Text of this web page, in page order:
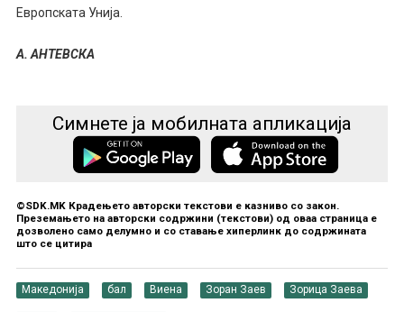
Европската Унија.
А. АНТЕВСКА
Симнете ја мобилната апликација
©SDK.MK Крадењето авторски текстови е казниво со закон.
Преземањето на авторски содржини (текстови) од оваа страница е
дозволено само делумно и со ставање хиперлинк до содржината
што се цитира
Македонија бал Виена Зоран Заев Зорица Заева